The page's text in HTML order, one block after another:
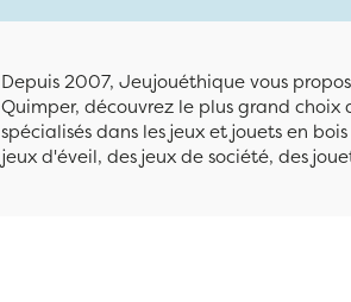
Depuis 2007, Jeujouéthique vous
Quimper, découvrez le plus grand choix
spécialisés dans les jeux et jouets en
jeux d'éveil, des jeux de société, des